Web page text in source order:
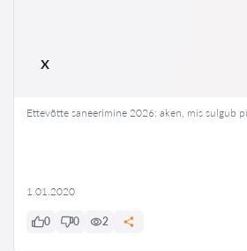
x
Ettevõtte saneerimine 2026: aken, mis sulgub
1.01.2020
0 0 2